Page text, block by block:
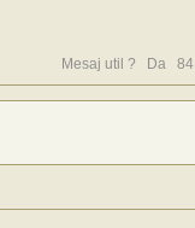
Mesaj util ? Da 84